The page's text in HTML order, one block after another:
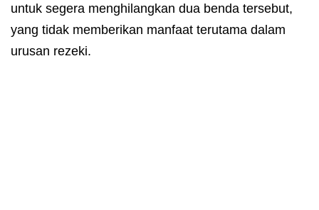
untuk segera menghilangkan dua benda tersebut,
yang tidak memberikan manfaat terutama dalam
urusan rezeki.